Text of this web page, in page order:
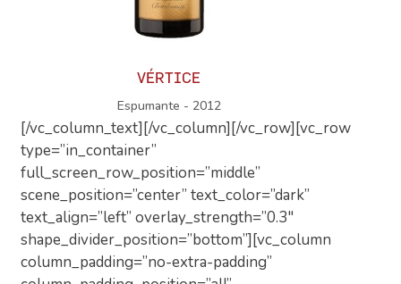
VÉRTICE
Espumante - 2012
[/vc_column_text][/vc_column][/vc_row][vc_row
type=”in_container”
full_screen_row_position=”middle”
scene_position=”center” text_color=”dark”
text_align=”left” overlay_strength=”0.3″
shape_divider_position=”bottom”][vc_column
column_padding=”no-extra-padding”